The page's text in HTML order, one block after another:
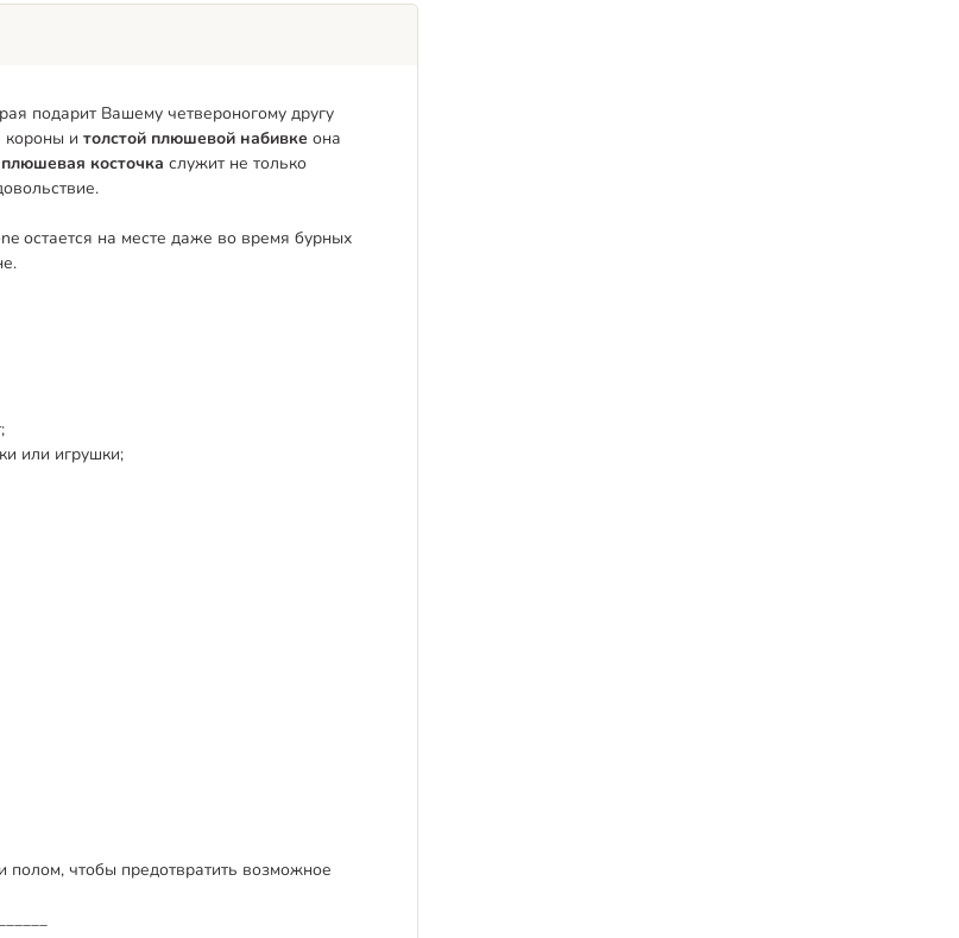
подарит Вашему четвероногому другу
короны и толстой плюшевой набивке она
косточка служит не только
остается на месте даже во время бурных
или игрушки;
чтобы предотвратить возможное